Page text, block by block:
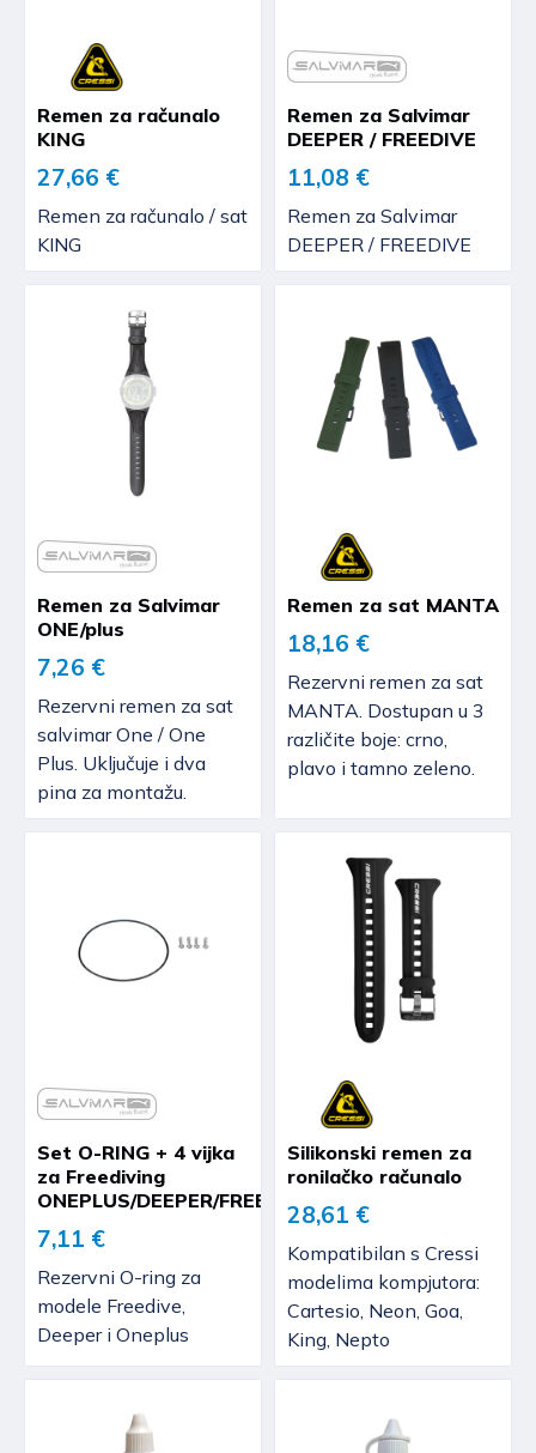
Remen za računalo
KING
27,66 €
Remen za računalo / sat
KING
Remen za Salvimar
DEEPER / FREEDIVE
11,08 €
Remen za Salvimar
DEEPER / FREEDIVE
Remen za Salvimar
ONE/plus
7,26 €
Rezervni remen za sat
salvimar One / One
Plus. Uključuje i dva
pina za montažu.
Remen za sat MANTA
18,16 €
Rezervni remen za sat
MANTA. Dostupan u 3
različite boje: crno,
plavo i tamno zeleno.
Set O-RING + 4 vijka
za Freediving
ONEPLUS/DEEPER/FREEDIVE
7,11 €
Rezervni O-ring za
modele Freedive,
Deeper i Oneplus
Silikonski remen za
ronilačko računalo
28,61 €
Kompatibilan s Cressi
modelima kompjutora:
Cartesio, Neon, Goa,
King, Nepto